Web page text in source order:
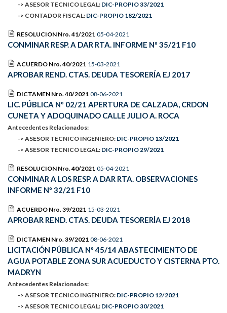
-> ASESOR TECNICO LEGAL: DIC-PROPIO 33/2021
-> CONTADOR FISCAL: DIC-PROPIO 182/2021
RESOLUCION Nro. 41/2021 05-04-2021
CONMINAR RESP. A DAR RTA. INFORME Nº 35/21 F10
ACUERDO Nro. 40/2021 15-03-2021
APROBAR REND. CTAS. DEUDA TESORERÍA EJ 2017
DICTAMEN Nro. 40/2021 08-06-2021
LIC. PÚBLICA Nº 02/21 APERTURA DE CALZADA, CRDON
CUNETA Y ADOQUINADO CALLE JULIO A. ROCA
Antecedentes Relacionados:
-> ASESOR TECNICO INGENIERO: DIC-PROPIO 13/2021
-> ASESOR TECNICO LEGAL: DIC-PROPIO 29/2021
RESOLUCION Nro. 40/2021 05-04-2021
CONMINAR A LOS RESP. A DAR RTA. OBSERVACIONES
INFORME Nº 32/21 F10
ACUERDO Nro. 39/2021 15-03-2021
APROBAR REND. CTAS. DEUDA TESORERÍA EJ 2018
DICTAMEN Nro. 39/2021 08-06-2021
LICITACIÓN PÚBLICA Nº 45/14 ABASTECIMIENTO DE
AGUA POTABLE ZONA SUR ACUEDUCTO Y CISTERNA PTO.
MADRYN
Antecedentes Relacionados:
-> ASESOR TECNICO INGENIERO: DIC-PROPIO 12/2021
-> ASESOR TECNICO LEGAL: DIC-PROPIO 30/2021